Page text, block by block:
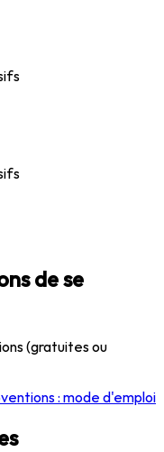
de se
(gratuites ou
: mode d'emploi